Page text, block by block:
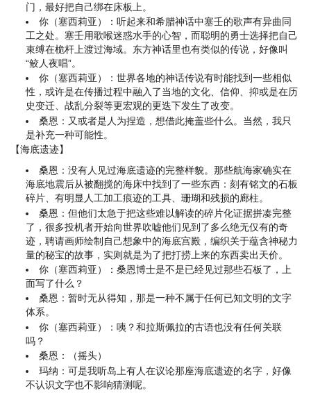
门，最好把自己绑在床板上。
你（塞西莉亚）：听起来和希腊神话中塞壬的歌声有异曲同
工之处。塞壬用歌喉迷惑水手的心智，而聪明的勇士选择把自己
束缚在桅杆上渡过海域。东方神话里也有类似的传说，好像叫
“鲛人夜唱”。
你（塞西莉亚）：世界各地的神话传说有时能找到一些相似
性，或许是在传播过程中融入了当地的文化、信仰、抑或是在历
史变迁、战乱分裂等更宏观的更迭下发生了改变。
桑恩：又或者是人为捏造，想借此掩盖些什么。当然，我只
是补充一种可能性。
【海底遗迹】
桑恩：没有人见过海底遗迹的完整样貌。那些航海家确实在
海底地震后从被翻搅的海床中找到了一些东西：刻有铭文的石板
碎片、有明显人工加工痕迹的工具、珊瑚和残损的廊柱。
桑恩：但他们太急于把这些难以解读的碎片化证据拼凑完整
了，很多投机者开始向世界吹嘘他们见到了多么绝无仅有的奇
迹，聘请画师绘制自己想象中的海底宫殿，编织关于蕴含神秘力
量的秘宝的故事，实则就是为了把打捞上来的东西卖出天价。
你（塞西莉亚）：桑恩博士是不是已经见过那些石板了，上
面写了什么？
桑恩：暂时无从得知，那是一种不属于任何已知文明的文字
体系。
你（塞西莉亚）：咦？和拉斯佩拉的古语也没有任何关联
吗？
桑恩：（摇头）
玛纳：可是我听岛上有人在议论那座海底遗迹的名字，好像
不认识文字也不影响猜测呢。